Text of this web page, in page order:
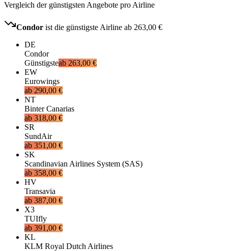
Vergleich der günstigsten Angebote pro Airline
Condor ist die günstigste Airline ab 263,00 €
DE
Condor
Günstigsteab 263,00 €
EW
Eurowings
ab 290,00 €
NT
Binter Canarias
ab 318,00 €
SR
SundAir
ab 351,00 €
SK
Scandinavian Airlines System (SAS)
ab 358,00 €
HV
Transavia
ab 387,00 €
X3
TUIfly
ab 391,00 €
KL
KLM Royal Dutch Airlines